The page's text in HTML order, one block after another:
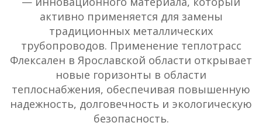
активно применяется для замены
традиционных металлических
трубопроводов. Применение теплотрасс
Флексален в Ярославской области открывает
новые горизонты в области
теплоснабжения, обеспечивая повышенную
надежность, долговечность и экологическую
безопасность.